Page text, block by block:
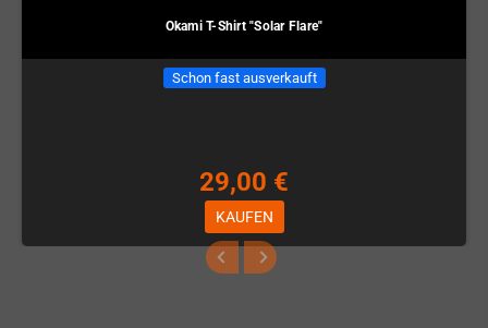
Okami T-Shirt "Solar Flare"
Schon fast ausverkauft
29,00 €
KAUFEN